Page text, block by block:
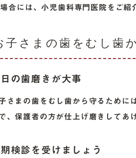
合には、小児歯科専門医院をご紹
子さまの歯をむし歯
の歯磨きが大事
さまの歯をむし歯から守るために
、保護者の方が仕上げ磨きしてあ
検診を受けましょう